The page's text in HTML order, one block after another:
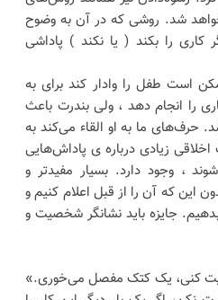
شد. روشی که در آن به وضوح
را بکند ( یا نکند ) پاداشی
است طفل را وادار کند برای به
را انجام دهد ، ولی بندرت باعث
ما به او القاء می‌کند به
زیادی درباره ی پاداش‌هایی
، وجود دارد. بسیار مفیدتر و
این که آن را از قبل اعلام کنیم و
جایزه باید نشانگر شخصیت و
کنی، یک کتک مفصل می‌خوری.»